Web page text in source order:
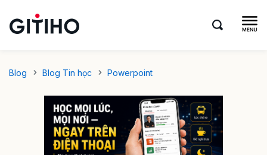
Blog Blog Tin học Powerpoint